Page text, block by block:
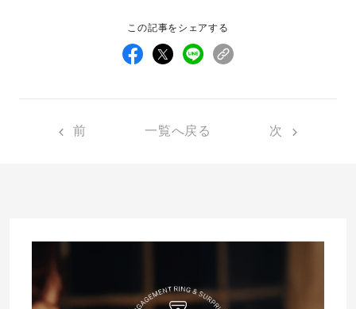
この記事をシェアする
前 一覧へ戻る 次
プロポーズプラン検索
エピソード
I-PRIMO公式オンラインショップ
Follow us on